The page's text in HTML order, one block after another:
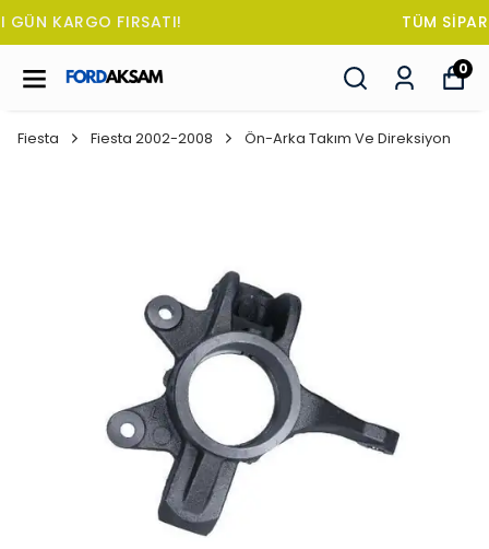
TÜM SİPARİŞLERDE OTO KOKUSU HEDİYE!
0
Fiesta Fiesta 2002-2008 Ön-Arka Takım Ve Direksiyon